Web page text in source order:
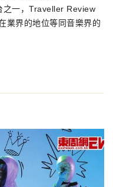
之一，Traveller Review
業界的地位等同音樂界的